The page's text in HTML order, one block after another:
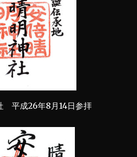
平成26年8月14日参拝